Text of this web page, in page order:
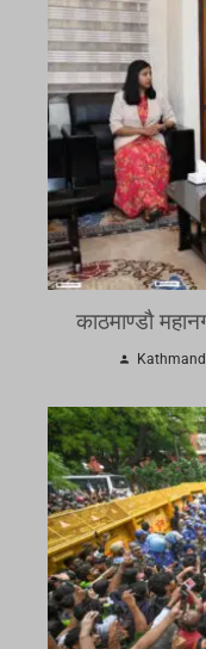
काठमाण्डौ